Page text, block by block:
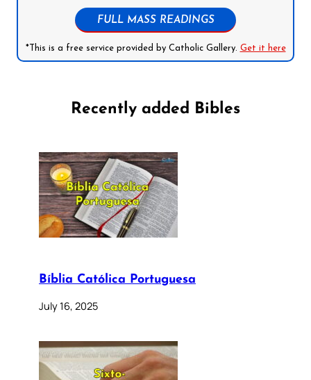
FULL MASS READINGS
*This is a free service provided by Catholic Gallery. Get it here
Recently added Bibles
Bíblia Católica Portuguesa
July 16, 2025